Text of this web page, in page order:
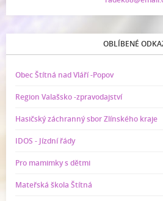
OBLÍBENÉ
Obec Štítná nad Vláří -Popov
Region Valašsko -zpravodajství
Hasičský záchranný sbor Zlínského kraje
IDOS - Jízdní řády
Pro mamimky s dětmi
Mateřská škola Štítná